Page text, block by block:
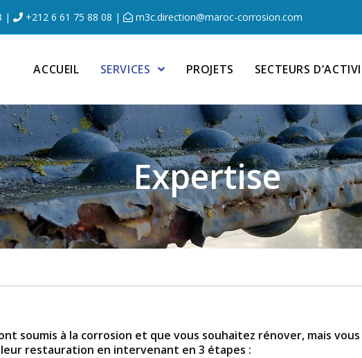
| +212 6 61 75 88 08 | m3c.direction@maroc-corrosion.com
ACCUEIL SERVICES PROJETS SECTEURS
Expertise
soumis à la corrosion et que vous souhaitez rénover, mais
restauration en intervenant en 3 étapes :